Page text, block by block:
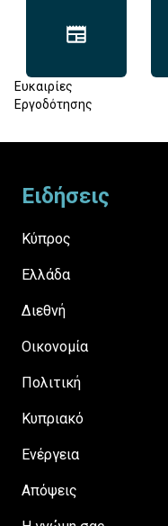
Ευκαιρίες
Εργοδότησης
Ειδήσεις
Κύπρος
Ελλάδα
Διεθνή
Οικονομία
Πολιτική
Κυπριακό
Ενέργεια
Απόψεις